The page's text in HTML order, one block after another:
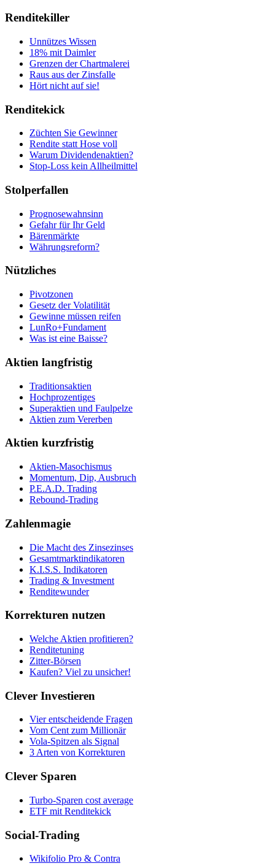
Renditekiller
Unnützes Wissen
18% mit Daimler
Grenzen der Chartmalerei
Raus aus der Zinsfalle
Hört nicht auf sie!
Renditekick
Züchten Sie Gewinner
Rendite statt Hose voll
Warum Dividendenaktien?
Stop-Loss kein Allheilmittel
Stolperfallen
Prognosewahnsinn
Gefahr für Ihr Geld
Bärenmärkte
Währungsreform?
Nützliches
Pivotzonen
Gesetz der Volatilität
Gewinne müssen reifen
LunRo+Fundament
Was ist eine Baisse?
Aktien langfristig
Traditionsaktien
Hochprozentiges
Superaktien und Faulpelze
Aktien zum Vererben
Aktien kurzfristig
Aktien-Masochismus
Momentum, Dip, Ausbruch
P.E.A.D. Trading
Rebound-Trading
Zahlenmagie
Die Macht des Zinsezinses
Gesamtmarktindikatoren
K.I.S.S. Indikatoren
Trading & Investment
Renditewunder
Korrekturen nutzen
Welche Aktien profitieren?
Renditetuning
Zitter-Börsen
Kaufen? Viel zu unsicher!
Clever Investieren
Vier entscheidende Fragen
Vom Cent zum Millionär
Vola-Spitzen als Signal
3 Arten von Korrekturen
Clever Sparen
Turbo-Sparen cost average
ETF mit Renditekick
Social-Trading
Wikifolio Pro & Contra